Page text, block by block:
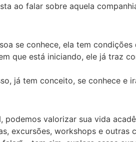
ao falar sobre aquela
se conhece, ela tem
que está iniciando, ele já traz
já tem conceito, se conhece e
valorizar sua vida
excursões, workshops e